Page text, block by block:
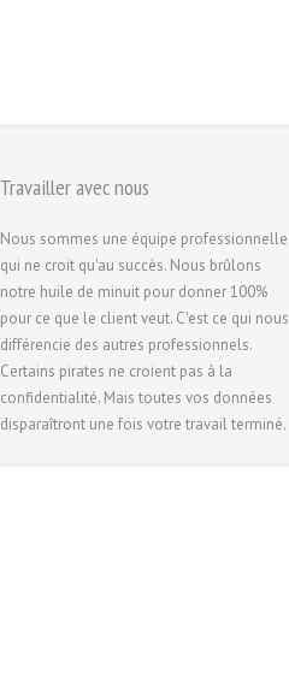
Travailler avec nous
Nous sommes une équipe professionnelle
qui ne croit qu'au succès. Nous brûlons
notre huile de minuit pour donner 100%
pour ce que le client veut. C'est ce qui nous
différencie des autres professionnels.
Certains pirates ne croient pas à la
confidentialité. Mais toutes vos données
disparaîtront une fois votre travail terminé.